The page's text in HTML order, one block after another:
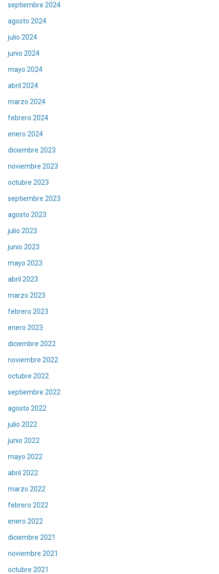
septiembre 2024
agosto 2024
julio 2024
junio 2024
mayo 2024
abril 2024
marzo 2024
febrero 2024
enero 2024
diciembre 2023
noviembre 2023
octubre 2023
septiembre 2023
agosto 2023
julio 2023
junio 2023
mayo 2023
abril 2023
marzo 2023
febrero 2023
enero 2023
diciembre 2022
noviembre 2022
octubre 2022
septiembre 2022
agosto 2022
julio 2022
junio 2022
mayo 2022
abril 2022
marzo 2022
febrero 2022
enero 2022
diciembre 2021
noviembre 2021
octubre 2021